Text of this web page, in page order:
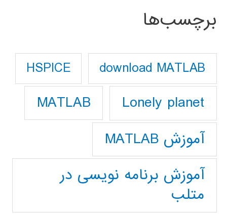
برچسب‌ها
download MATLAB
HSPICE
Lonely planet
MATLAB
آموزش MATLAB
آموزش برنامه نویسی در
متلب